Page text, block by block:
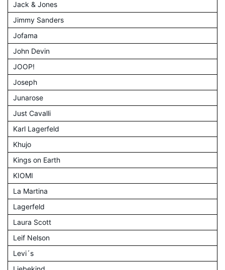
Jack & Jones
Jimmy Sanders
Jofama
John Devin
JOOP!
Joseph
Junarose
Just Cavalli
Karl Lagerfeld
Khujo
Kings on Earth
KIOMI
La Martina
Lagerfeld
Laura Scott
Leif Nelson
Levi´s